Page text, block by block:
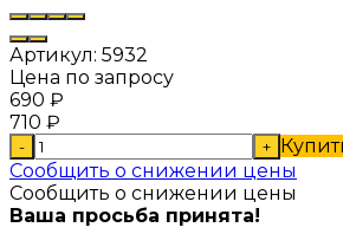
Артикул: 5932
Цена по запросу
690 ₽
710 ₽
- +
Сообщить о снижении цены
Сообщить о снижении цены
Ваша просьба принята!